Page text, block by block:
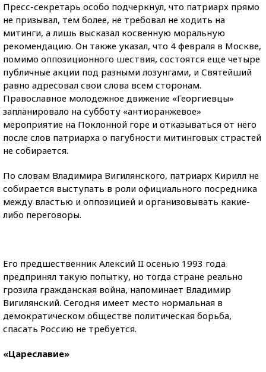
Пресс-секретарь особо подчеркнул, что патриарх прямо
не призывал, тем более, не требовал не ходить на
митинги, а лишь высказал косвенную моральную
рекомендацию. Он также указал, что 4 февраля в Москве,
помимо оппозиционного шествия, состоятся еще четыре
публичные акции под разными лозунгами, и Святейший
равно адресовал свои слова всем сторонам.
Православное молодежное движение «Георгиевцы»
запланировало на субботу «антиоранжевое»
мероприятие на Поклонной горе и отказываться от него
после слов патриарха о пагубности митинговых страстей
не собирается.
По словам Владимира Вигилянского, патриарх Кирилл не
собирается выступать в роли официального посредника
между властью и оппозицией и организовывать какие-
либо переговоры.
Его предшественник Алексий II осенью 1993 года
предпринял такую попытку, но тогда стране реально
грозила гражданская война, напоминает Владимир
Вигилянский. Сегодня имеет место нормальная в
демократическом обществе политическая борьба,
спасать Россию не требуется.
«Цареславие»